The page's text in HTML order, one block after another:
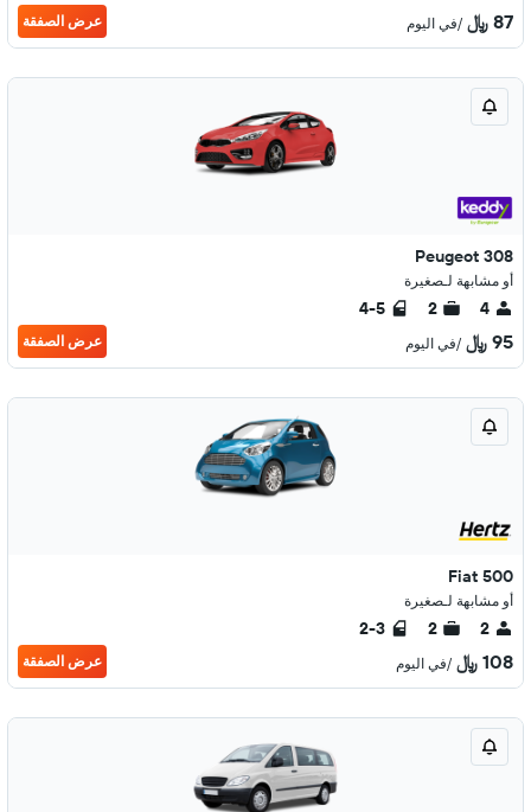
87 ﷼ /في اليوم عرض الصفقة
Peugeot 308
أو مشابهة لـصغيرة
4
2
4-5
95 ﷼ /في اليوم عرض الصفقة
Fiat 500
أو مشابهة لـصغيرة
2
2
2-3
108 ﷼ /في اليوم عرض الصفقة